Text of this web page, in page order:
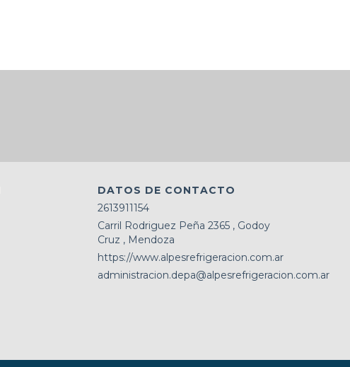
DATOS DE CONTACTO
2613911154
Carril Rodriguez Peña 2365 , Godoy
Cruz , Mendoza
https://www.alpesrefrigeracion.com.ar
administracion.depa@alpesrefrigeracion.com.ar